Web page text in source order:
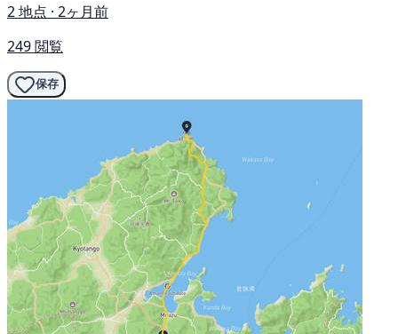
2 地点 · 2ヶ月前
249 閲覧
保存